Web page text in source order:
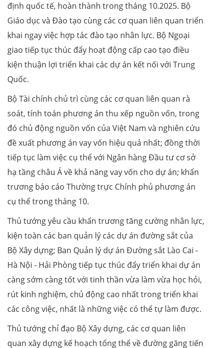
định quốc tế, hoàn thành trong tháng 10.2025. Bộ
Giáo dục và Đào tạo cùng các cơ quan liên quan triển
khai ngay việc hợp tác đào tạo nhân lực. Bộ Ngoại
giao tiếp tục thúc đẩy hoạt động cấp cao tạo điều
kiện thuận lợi triển khai các dự án kết nối với Trung
Quốc.
Bộ Tài chính chủ trì cùng các cơ quan liên quan rà
soát, tính toán phương án thu xếp nguồn vốn, trong
đó chủ động nguồn vốn của Việt Nam và nghiên cứu
đề xuất phương án vay vốn hiệu quả nhất; đồng thời
tiếp tục làm việc cụ thể với Ngân hàng Đầu tư cơ sở
hạ tầng châu Á về khả năng vay vốn cho dự án; khẩn
trương báo cáo Thường trực Chính phủ phương án
cụ thể trong tháng 10.
Thủ tướng yêu cầu khẩn trương tăng cường nhân lực,
kiện toàn các ban quản lý các dự án đường sắt của
Bộ Xây dựng; Ban Quản lý dự án Đường sắt Lào Cai -
Hà Nội - Hải Phòng tiếp tục thúc đẩy triển khai dự án
càng sớm càng tốt với tinh thần vừa làm vừa học hỏi,
rút kinh nghiệm, chủ động cao nhất trong triển khai
các công việc, nhất là những việc có thể tự làm được.
Thủ tướng chỉ đạo Bộ Xây dựng, các cơ quan liên
quan xây dựng kế hoạch tổng thể về đường găng tiến